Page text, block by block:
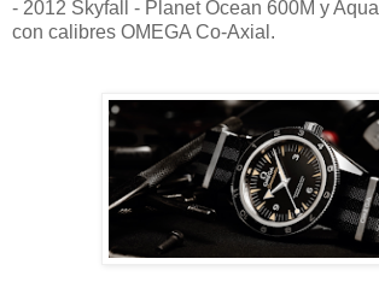
- 2012 Skyfall - Planet Ocean 600M y
con calibres OMEGA Co-Axial.